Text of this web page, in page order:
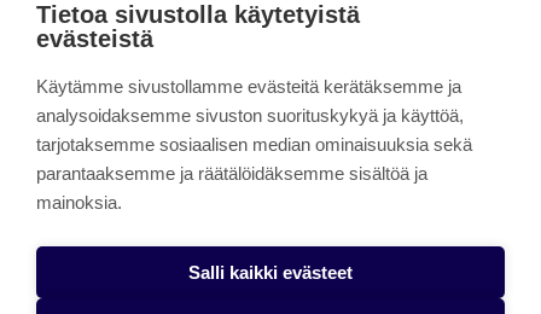
päättynyt 11.9.2023.
About the site
Käyttöehdot
Alasottoilmoitus
Tietoa sivustolla käytetyistä
evästeistä
Käytämme sivustollamme evästeitä kerätäksemme ja
analysoidaksemme sivuston suorituskykyä ja käyttöä,
tarjotaksemme sosiaalisen median ominaisuuksia sekä
parantaaksemme ja räätälöidäksemme sisältöä ja
mainoksia.
Salli kaikki evästeet